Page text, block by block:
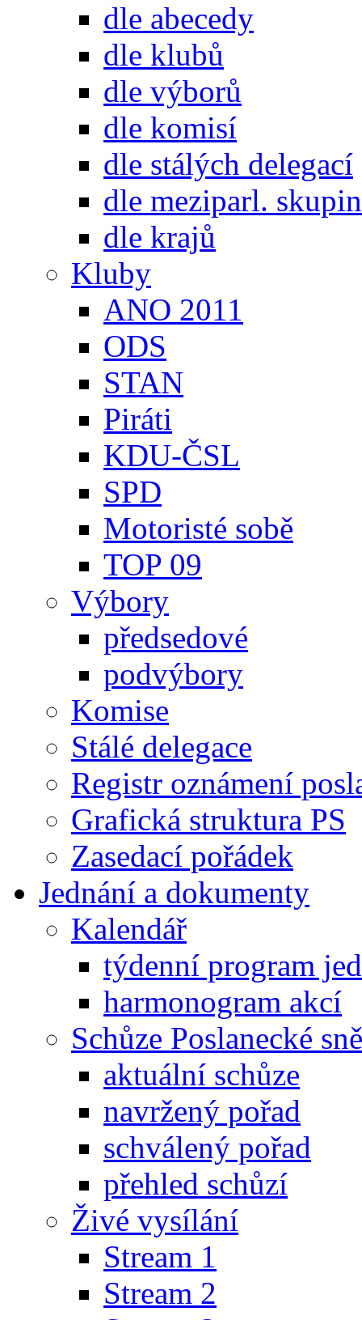
dle abecedy
dle klubů
dle výborů
dle komisí
dle stálých delegací
dle meziparl. skupin
dle krajů
Kluby
ANO 2011
ODS
STAN
Piráti
KDU-ČSL
SPD
Motoristé sobě
TOP 09
Výbory
předsedové
podvýbory
Komise
Stálé delegace
Registr oznámení
Grafická struktura PS
Zasedací pořádek
Jednání a dokumenty
Kalendář
týdenní program
harmonogram akcí
Schůze Poslanecké
aktuální schůze
navržený pořad
schválený pořad
přehled schůzí
Živé vysílání
Stream 1
Stream 2